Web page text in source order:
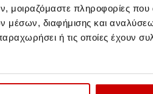
μοιραζόμαστε πληροφορίες
μέσων, διαφήμισης και
ή τις οποίες έχουν